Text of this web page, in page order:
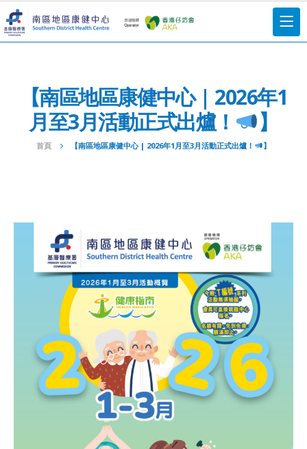
【南區地區康健中心 | 2026年1
月至3月活動正式出爐！
】
首頁 【南區地區康健中心 | 2026年1月至3月活動正式出爐！ 】